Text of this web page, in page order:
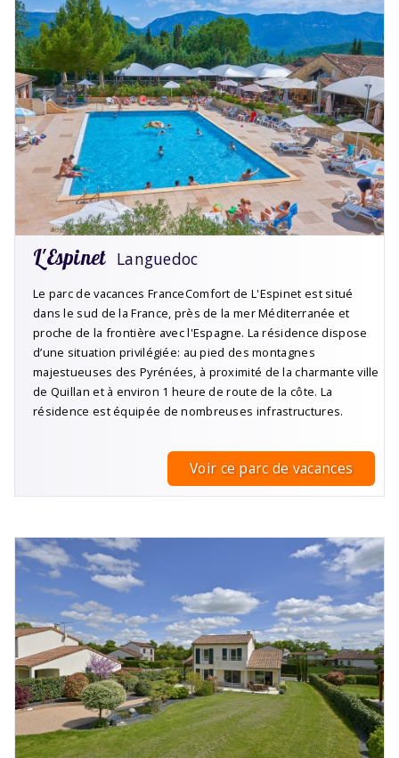
L'Espinet Languedoc
Le parc de vacances FranceComfort de L'Espinet est situé
dans le sud de la France, près de la mer Méditerranée et
proche de la frontière avec l'Espagne. La résidence dispose
d’une situation privilégiée: au pied des montagnes
majestueuses des Pyrénées, à proximité de la charmante ville
de Quillan et à environ 1 heure de route de la côte. La
résidence est équipée de nombreuses infrastructures.
Voir ce parc de vacances